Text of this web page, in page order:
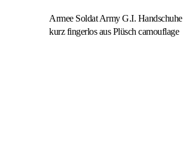
Armee Soldat Army G.I. Handschuhe
kurz fingerlos aus Plüsch camouflage